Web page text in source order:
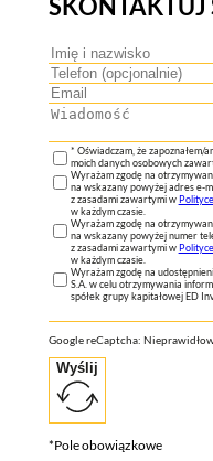
SKONTAKTUJ
* Oświadczam, że zapoznałem/
moich danych osobowych
Wyrażam zgodę na
na wskazany powyżej adres e-
z zasadami zawartymi w
w każdym czasie.
Wyrażam zgodę na
na wskazany powyżej numer
z zasadami zawartymi w
w każdym czasie.
Wyrażam zgodę na
S.A. w celu otrzymywania
spółek grupy kapitałowej ED
Google reCaptcha:
Wyślij
*Pole obowiązkowe